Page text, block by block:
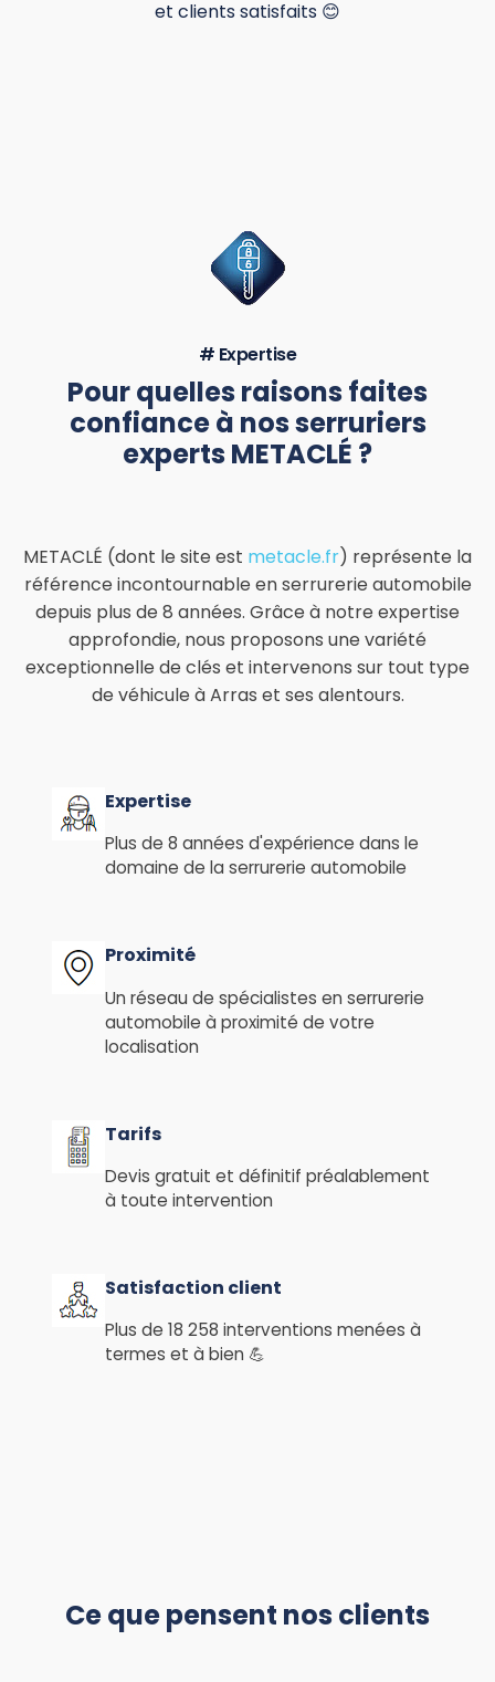
et clients satisfaits 😊
# Expertise
Pour quelles raisons faites
confiance à nos serruriers
experts METACLÉ ?
METACLÉ (dont le site est metacle.fr) représente la
référence incontournable en serrurerie automobile
depuis plus de 8 années. Grâce à notre expertise
approfondie, nous proposons une variété
exceptionnelle de clés et intervenons sur tout type
de véhicule à Arras et ses alentours.
Expertise
Plus de 8 années d'expérience dans le
domaine de la serrurerie automobile
Proximité
Un réseau de spécialistes en serrurerie
automobile à proximité de votre
localisation
Tarifs
Devis gratuit et définitif préalablement
à toute intervention
Satisfaction client
Plus de 18 258 interventions menées à
termes et à bien 💪
Ce que pensent nos clients